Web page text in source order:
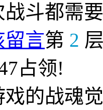
战斗都需
留言第 2
占领!
戏的战魂